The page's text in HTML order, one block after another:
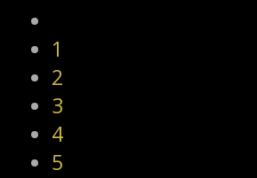
1
2
3
4
5